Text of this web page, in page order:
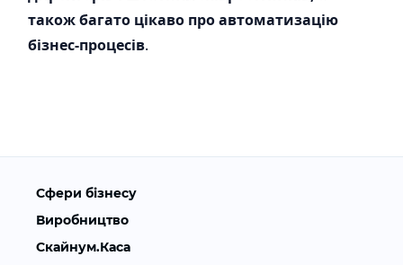
також багато цікаво про автоматизацію
бізнес-процесів.
Сфери бізнесу
Виробництво
Скайнум.Каса